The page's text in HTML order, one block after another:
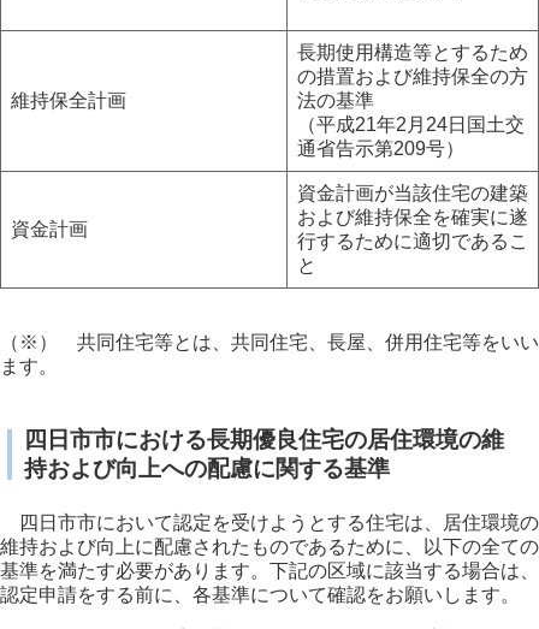
維持保全計画
長期使用構造等とするため
の措置および維持保全の方
法の基準
（平成21年2月24日国土交
通省告示第209号）
資金計画
資金計画が当該住宅の建築
および維持保全を確実に遂
行するために適切であるこ
と
（※） 共同住宅等とは、共同住宅、長屋、併用住宅等をいい
ます。
四日市市における長期優良住宅の居住環境の維
持および向上への配慮に関する基準
四日市市において認定を受けようとする住宅は、居住環境の
維持および向上に配慮されたものであるために、以下の全ての
基準を満たす必要があります。下記の区域に該当する場合は、
認定申請をする前に、各基準について確認をお願いします。